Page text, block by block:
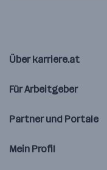
Über karriere.at
Für Arbeitgeber
Partner und Portale
Mein Profil